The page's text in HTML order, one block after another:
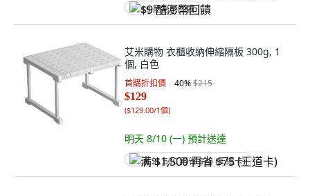
$9 酷澎幣回饋
艾米購物 衣櫃收納伸縮隔板 300g, 1
個, 白色
首購折扣價 40%$215
$129
($129.00/1個)
明天 8/10 (一) 預計送達
满 $1,500 再省 $75 (王道卡)